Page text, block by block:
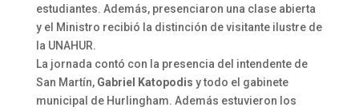
estudiantes. Además, presenciaron una clase abierta
y el Ministro recibió la distinción de visitante ilustre de
la UNAHUR.
La jornada contó con la presencia del intendente de
San Martín, Gabriel Katopodis y todo el gabinete
municipal de Hurlingham. Además estuvieron los